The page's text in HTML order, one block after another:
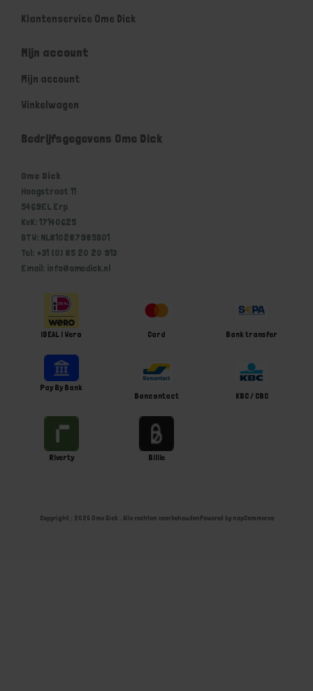
Klantenservice Ome Dick
Mijn account
Mijn account
Winkelwagen
Bedrijfsgegevens Ome Dick
Ome Dick
Hoogstraat 11
5469EL Erp
KvK: 17140625
BTW: NL810287985B01
Tel: +31 (0) 85 20 20 913
Email: info@omedick.nl
iDEAL | Wero Card Bank transfer
Pay By Bank
Bancontact
KBC / CBC
Riverty Billie
Copyright ; 2026 Ome Dick . Alle rechten voorbehoudenPowered by nopCommerce